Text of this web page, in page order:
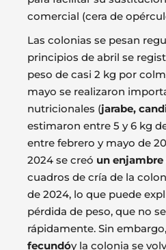
comercial (cera de
Las colonias se pesan
principios de abril se
peso de casi 2 kg por
mayo se realizaron
nutricionales (jarabe,
estimaron entre 5 y 6 kg
entre febrero y mayo de
2024 se creó un enjambre
cuadros de cría de la
de 2024, lo que puede
pérdida de peso, que no
rápidamente. Sin embargo,
fecundóy la colonia se